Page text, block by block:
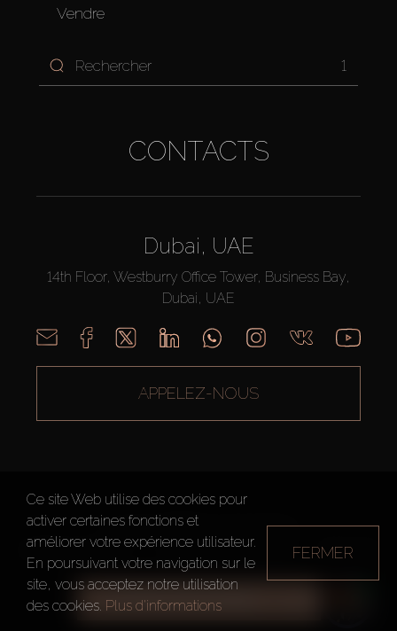
TOUS LES FILTRES
Vendre
1
CONTACTS
Dubai, UAE
14th Floor, Westburry Office Tower, Business Bay,
Dubai, UAE
APPELEZ-NOUS
AX CAPITAL ©2026 Tous droits réservés
Conditions d'utilisation
Politique de confidentialité Plan du site
Ce site Web utilise des cookies pour
activer certaines fonctions et
améliorer votre expérience utilisateur.
En poursuivant votre navigation sur le
site, vous acceptez notre utilisation
des cookies. Plus d'informations
FERMER